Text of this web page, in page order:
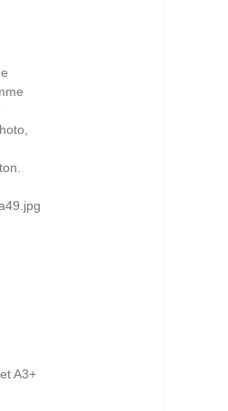
A3+